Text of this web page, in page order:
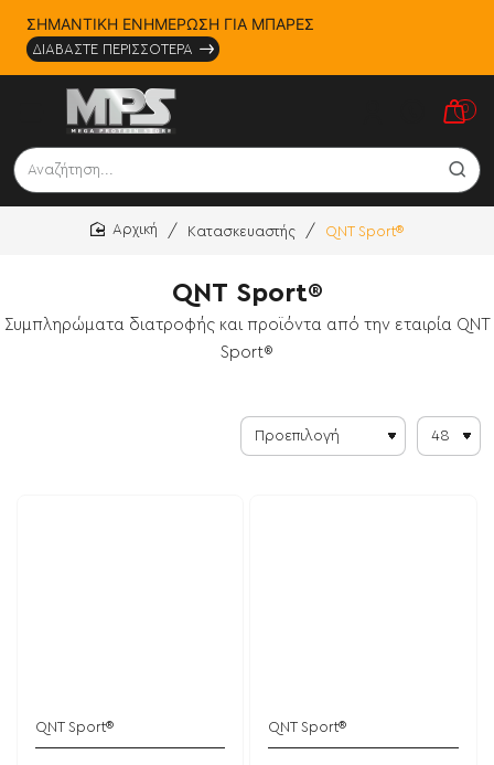
ΣΗΜΑΝΤΙΚΗ ΕΝΗΜΕΡΩΣΗ ΓΙΑ ΜΠΑΡΕΣ
ΔΙΑΒΑΣΤΕ ΠΕΡΙΣΣΟΤΕΡΑ
0
Αναζήτηση...
QNT Sport®
Συμπληρώματα διατροφής και προϊόντα από την εταιρία QNT
Sport®
Κατασκευαστής QNT Sport®
QNT Sport® QNT Sport®